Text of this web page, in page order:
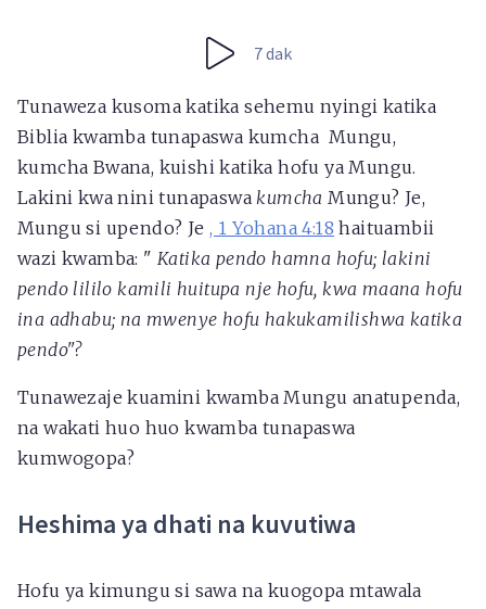
7 dak
Tunaweza kusoma katika sehemu nyingi katika
Biblia kwamba tunapaswa kumcha Mungu,
kumcha Bwana, kuishi katika hofu ya Mungu.
Lakini kwa nini tunapaswa kumcha Mungu? Je,
Mungu si upendo? Je , 1 Yohana 4:18 haituambii
wazi kwamba: "Katika pendo hamna hofu; lakini
pendo lililo kamili huitupa nje hofu, kwa maana hofu
ina adhabu; na mwenye hofu hakukamilishwa katika
pendo"?
Tunawezaje kuamini kwamba Mungu anatupenda,
na wakati huo huo kwamba tunapaswa
kumwogopa?
Heshima ya dhati na kuvutiwa
Hofu ya kimungu si sawa na kuogopa mtawala